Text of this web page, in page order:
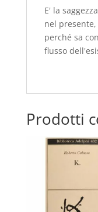
E' la
nel
perché sa
flusso
Prodotti